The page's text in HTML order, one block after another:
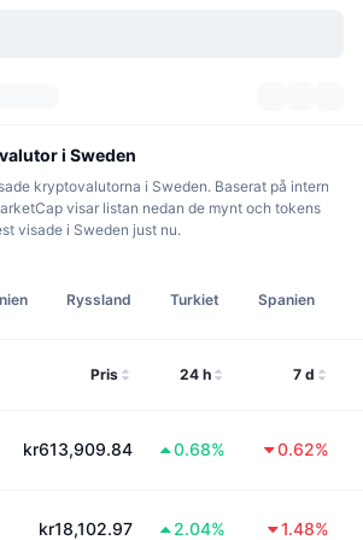
i Sweden
kryptovalutorna i Sweden. Baserat på intern
visar listan nedan de mynt och tokens
visade i Sweden just nu.
Ryssland Turkiet Spanien
Pris 24 h 7 d
kr613,909.84 0.68% 0.62%
kr18,102.97 2.04% 1.48%